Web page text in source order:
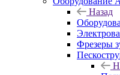
Назад
Фрезеры